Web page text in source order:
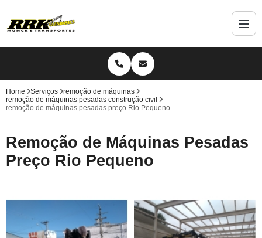
Home Serviços
remoção de máquinas
remoção de máquinas pesadas construção civil
remoção de máquinas pesadas preço Rio Pequeno
Remoção de Máquinas Pesadas
Preço Rio Pequeno